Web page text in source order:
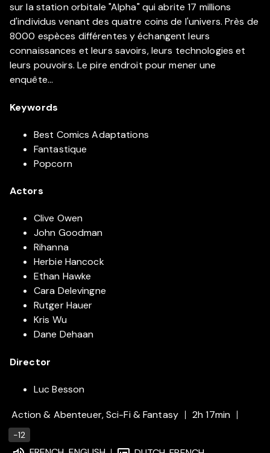
sur la station orbitale "Alpha" qui abrite 17 millions
d'individus venant des quatre coins de l'univers. Près de
8000 espèces différentes y échangent leurs
connaissances et leurs savoirs, leurs technologies et
leurs pouvoirs. Le pire endroit pour mener une
enquête...
Keywords
Best Comics Adaptations
Fantastique
Popcorn
Actors
Clive Owen
John Goodman
Rihanna
Herbie Hancock
Ethan Hawke
Cara Delevingne
Rutger Hauer
Kris Wu
Dane Dehaan
Director
Luc Besson
Action & Abenteuer, Sci-Fi & Fantasy
2h 17min
-12